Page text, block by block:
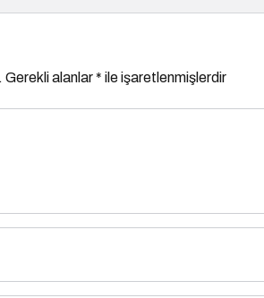
Gerekli alanlar* ile işaretlenmişlerdir